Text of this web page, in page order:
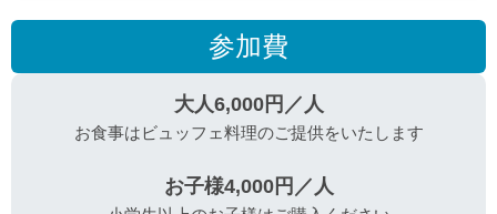
参加費
大人6,000円／人
お食事はビュッフェ料理のご提供をいたします
お子様4,000円／人